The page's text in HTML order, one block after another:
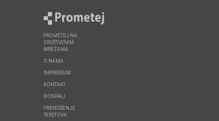
PROMETEJ NA
DRUŠTVENIM
MREŽAMA
O NAMA
IMPRESSUM
KONTAKT
DONIRAJ
PRENOŠENJE
TEKSTOVA